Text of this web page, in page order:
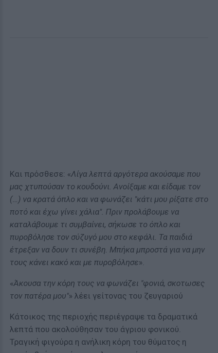
Και πρόσθεσε: «Λίγα λεπτά αργότερα ακούσαμε που
μας χτυπούσαν το κουδούνι. Ανοίξαμε και είδαμε τον
(…) να κρατά όπλο και να φωνάζει "κάτι μου ρίξατε στο
ποτό και έχω γίνει χάλια". Πριν προλάβουμε να
καταλάβουμε τι συμβαίνει, σήκωσε το όπλο και
πυροβόλησε τον σύζυγό μου στο κεφάλι. Τα παιδιά
έτρεξαν να δουν τι συνέβη. Μπήκα μπροστά για να μην
τους κάνει κακό και με πυροβόλησε».
«Άκουσα την κόρη τους να φωνάζει "φονιά, σκoτωσες
τον πατέρα μου"» λέει γείτονας του ζευγαριού
Κάτοικος της περιοχής περιέγραψε τα δραματικά
λεπτά που ακολούθησαν του άγριου φονικού.
Τραγική φιγούρα η ανήλικη κόρη του θύματος η